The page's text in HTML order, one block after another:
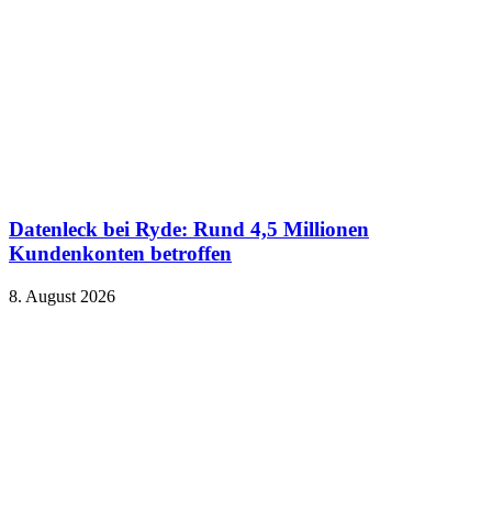
Datenleck bei Ryde: Rund 4,5 Millionen
Kundenkonten betroffen
8. August 2026